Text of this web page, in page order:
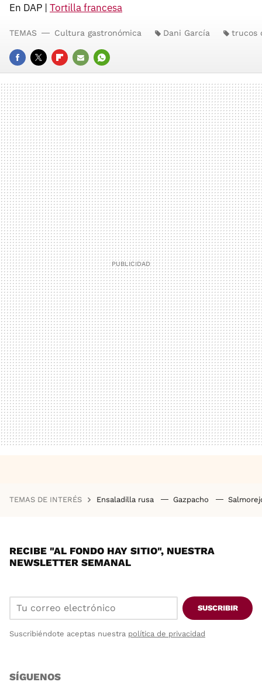
En DAP | Tortilla francesa
FACEBOOK
TWITTERFLIPBOARD
E-
MAIL
WHATSAPP
TEMAS Cultura gastronómica Dani García trucos
TEMAS DE INTERÉS Ensaladilla rusa Gazpacho
RECIBE "AL FONDO HAY SITIO", NUESTRA
NEWSLETTER SEMANAL
SUSCRIBIR
Suscribiéndote aceptas nuestra política de privacidad
SÍGUENOS